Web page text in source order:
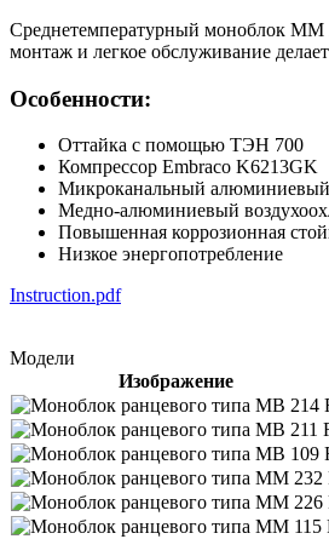
Среднетемпературный моноблок MM
монтаж и легкое обслуживание
Особенности:
Оттайка с помощью ТЭН 700
Компрессор Embraco K6213GK
Микроканальный алюминиевый
Медно-алюминиевый
Повышенная коррозионная
Низкое энергопотребление
Instruction.pdf
Модели
Изображение